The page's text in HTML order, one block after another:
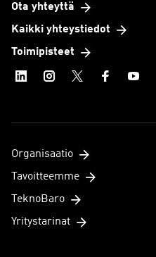
Ota yhteyttä
Kaikki yhteystiedot
Toimipisteet
Organisaatio
Tavoitteemme
TeknoBaro
Yritystarinat